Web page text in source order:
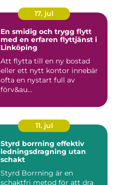
17. jul
En smidig och trygg flytt
med en erfaren flyttjänst i
Linköping
Att flytta till en ny bostad
eller ett nytt kontor innebär
ofta en nystart full av
förv&au...
11. jul
Styrd borrning effektiv
ledningsdragning utan
schakt
Styrd Borrning är en
schaktfri metod för att dra